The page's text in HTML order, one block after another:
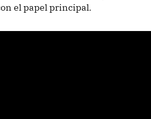
el papel principal.